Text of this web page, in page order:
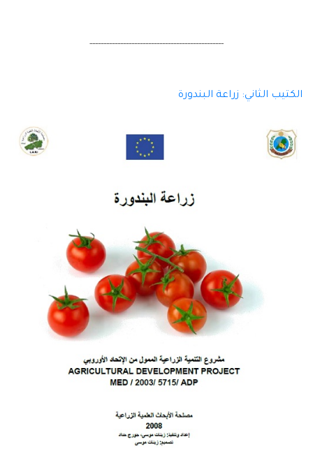
------------------------------------------------
الكتيب الثاني: زراعة البندورة